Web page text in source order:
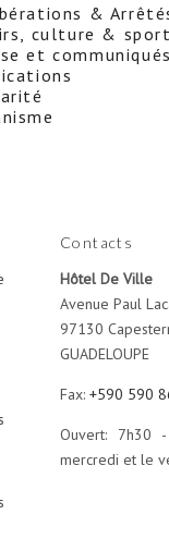
&
culture & sport
et communiqués
Contacts
Hôtel De Ville
Avenue Paul
97130
GUADELOUPE
Fax: +590 590
Ouvert: 7h30
mercredi et le